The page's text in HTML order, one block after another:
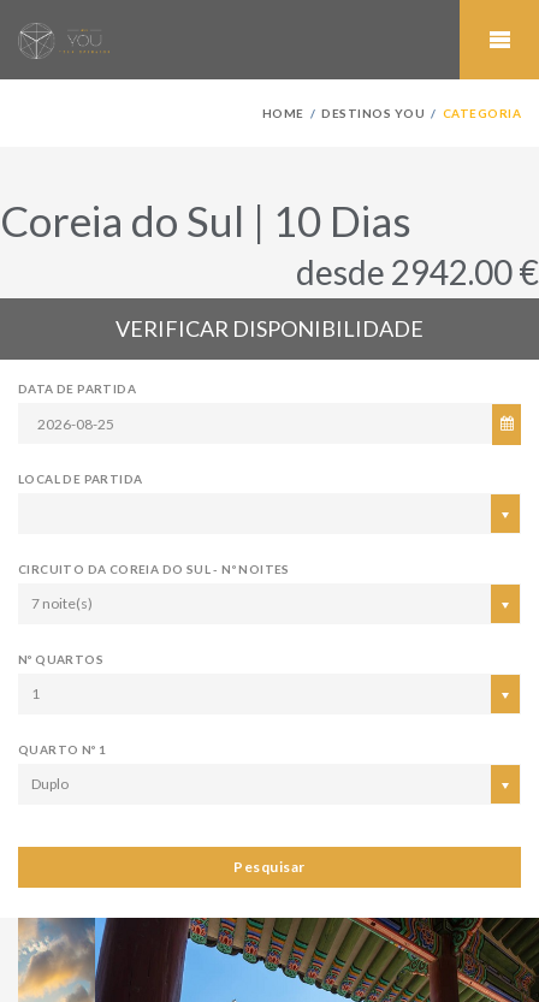
HOME DESTINOS YOU CATEGORIA
Coreia do Sul | 10 Dias
desde 2942.00 €
VERIFICAR DISPONIBILIDADE
DATA DE PARTIDA
LOCAL DE PARTIDA
CIRCUITO DA COREIA DO SUL - Nº NOITES
7 noite(s)
Nº QUARTOS
1
QUARTO Nº 1
Duplo
Pesquisar